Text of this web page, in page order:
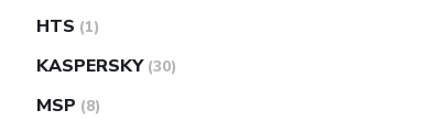
HTS (1)
KASPERSKY (30)
MSP (8)